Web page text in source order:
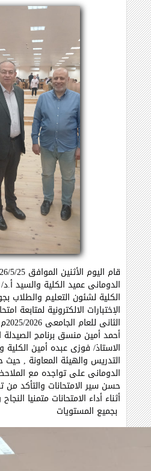
الدومانى عميد الكلية والسيد
الكلية لشئون التعليم والطلاب
الإختبارات الالكترونية لمتابعة
أحمد أمين منسق برنامج الصيدلة
الاستاذ/ فوزى عبده أمين
التدريس والهيئة المعاونة ,
الدوماني على تواجده مع
حسن سير الامتحانات والتأكد من
أثناء أداء الامتحانات متمنيا
بجميع المستويات